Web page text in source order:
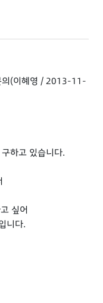
의(이혜영 / 2013-11-
하고 있습니다.
싶어
니다.